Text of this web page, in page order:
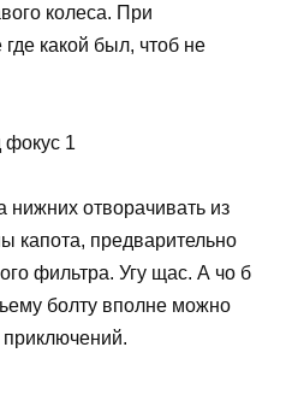
колеса. При
где какой был, чтоб не
нижних отворачивать из
капота, предварительно
фильтра. Угу щас. А чо б
болту вполне можно
приключений.